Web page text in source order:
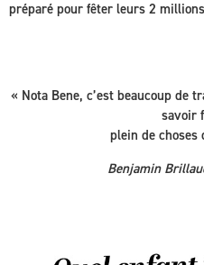
préparé pour fêter leurs 2 millions
« Nota Bene, c’est beaucoup de
savoir
plein de choses
Benjamin